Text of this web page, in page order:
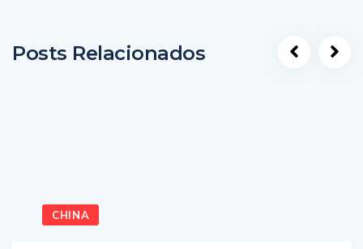
Posts Relacionados
CHINA